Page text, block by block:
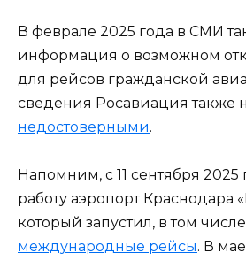
В феврале 2025 года в СМИ
информация о возможном
для рейсов гражданской
сведения Росавиация также
недостоверными.
Напомним, с 11 сентября 2025
работу аэропорт Краснодара
который запустил, в том
международные рейсы. В